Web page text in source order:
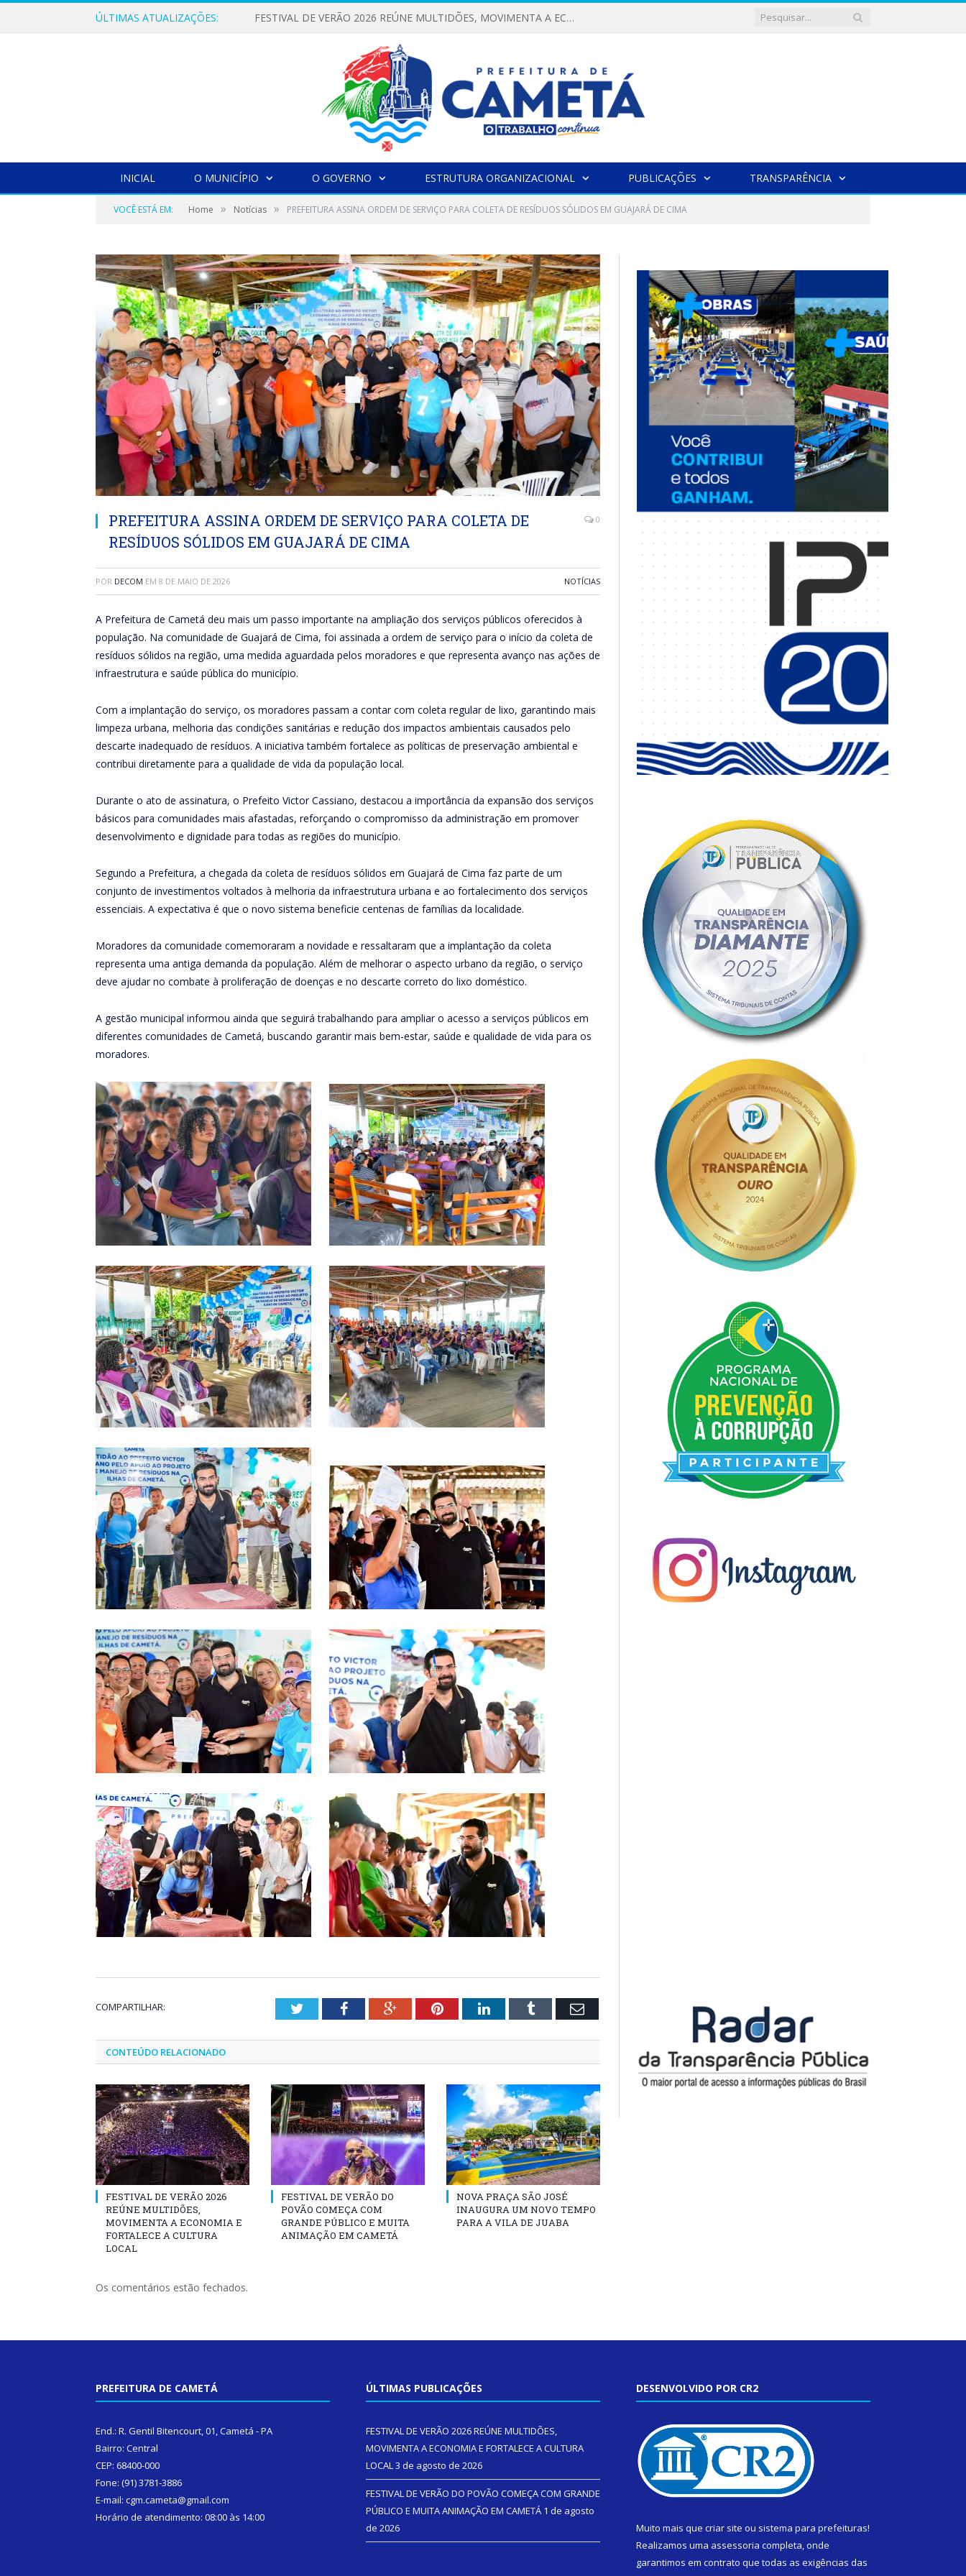
ÚLTIMAS ATUALIZAÇÕES: FESTIVAL DE VERÃO 2026 REÚNE MULTIDÕES, MOVIMENTA A ECONOMIA E FORTALECE A CULTURA LOCAL
INICIAL O MUNICÍPIO O GOVERNO ESTRUTURA ORGANIZACIONAL PUBLICAÇÕES TRANSPARÊNCIA
VOCÊ ESTÁ EM: Home » Notícias » PREFEITURA ASSINA ORDEM DE SERVIÇO PARA COLETA DE RESÍDUOS SÓLIDOS EM GUAJARÁ DE CIMA
PREFEITURA ASSINA ORDEM DE SERVIÇO PARA COLETA DE
RESÍDUOS SÓLIDOS EM GUAJARÁ DE CIMA
0
POR DECOM EM 8 DE MAIO DE 2026 NOTÍCIAS
A Prefeitura de Cametá deu mais um passo importante na ampliação dos serviços públicos oferecidos à
população. Na comunidade de Guajará de Cima, foi assinada a ordem de serviço para o início da coleta de
resíduos sólidos na região, uma medida aguardada pelos moradores e que representa avanço nas ações de
infraestrutura e saúde pública do município.
Com a implantação do serviço, os moradores passam a contar com coleta regular de lixo, garantindo mais
limpeza urbana, melhoria das condições sanitárias e redução dos impactos ambientais causados pelo
descarte inadequado de resíduos. A iniciativa também fortalece as políticas de preservação ambiental e
contribui diretamente para a qualidade de vida da população local.
Durante o ato de assinatura, o Prefeito Victor Cassiano, destacou a importância da expansão dos serviços
básicos para comunidades mais afastadas, reforçando o compromisso da administração em promover
desenvolvimento e dignidade para todas as regiões do município.
Segundo a Prefeitura, a chegada da coleta de resíduos sólidos em Guajará de Cima faz parte de um
conjunto de investimentos voltados à melhoria da infraestrutura urbana e ao fortalecimento dos serviços
essenciais. A expectativa é que o novo sistema beneficie centenas de famílias da localidade.
Moradores da comunidade comemoraram a novidade e ressaltaram que a implantação da coleta
representa uma antiga demanda da população. Além de melhorar o aspecto urbano da região, o serviço
deve ajudar no combate à proliferação de doenças e no descarte correto do lixo doméstico.
A gestão municipal informou ainda que seguirá trabalhando para ampliar o acesso a serviços públicos em
diferentes comunidades de Cametá, buscando garantir mais bem-estar, saúde e qualidade de vida para os
moradores.
COMPARTILHAR: TwitterFacebookGoogle+PinterestLinkedInTumblr Email
CONTEÚDO RELACIONADO
FESTIVAL DE VERÃO 2026
REÚNE MULTIDÕES,
MOVIMENTA A ECONOMIA E
FORTALECE A CULTURA
LOCAL
FESTIVAL DE VERÃO DO
POVÃO COMEÇA COM
GRANDE PÚBLICO E MUITA
ANIMAÇÃO EM CAMETÁ
NOVA PRAÇA SÃO JOSÉ
INAUGURA UM NOVO TEMPO
PARA A VILA DE JUABA
Os comentários estão fechados.
PREFEITURA DE CAMETÁ
End.: R. Gentil Bitencourt, 01, Cametá - PA
Bairro: Central
CEP: 68400-000
Fone: (91) 3781-3886
E-mail: cgm.cameta@gmail.com
Horário de atendimento: 08:00 às 14:00
ÚLTIMAS PUBLICAÇÕES
FESTIVAL DE VERÃO 2026 REÚNE MULTIDÕES,
MOVIMENTA A ECONOMIA E FORTALECE A CULTURA
LOCAL3 de agosto de 2026
FESTIVAL DE VERÃO DO POVÃO COMEÇA COM GRANDE
PÚBLICO E MUITA ANIMAÇÃO EM CAMETÁ 1 de agosto
de 2026
DESENVOLVIDO POR CR2
Muito mais que criar site ou sistema para prefeituras!
Realizamos uma assessoria completa, onde
garantimos em contrato que todas as exigências das